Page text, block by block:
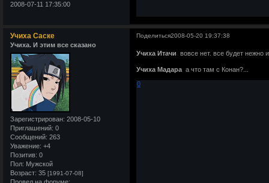
2008-07-11 17:35:00
Поделиться2008-05-20 19:37:38
Учиха Саске
Учиха. И этим все сказано
Зарегистрирован: 2008-05-10
Приглашений: 0
Сообщений: 263
Уважение: +4
Позитив: 0
Пол: Мужской
Возраст: 35 [1991-07-08]
Провел на форуме:
Учиха Итачи вовсе нет. все будет нежно
Учиха Мадара а что там с Конан?...
0